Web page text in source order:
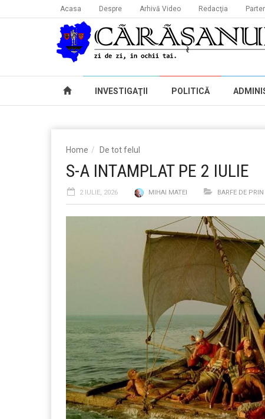
Acasa Despre Arhivă Video Redacţia
INVESTIGAŢII POLITICĂ
Home De tot felul
S-A INTAMPLAT PE 2 IULIE
2 IULIE, 2026 MIHAI MATEI BARFE DE